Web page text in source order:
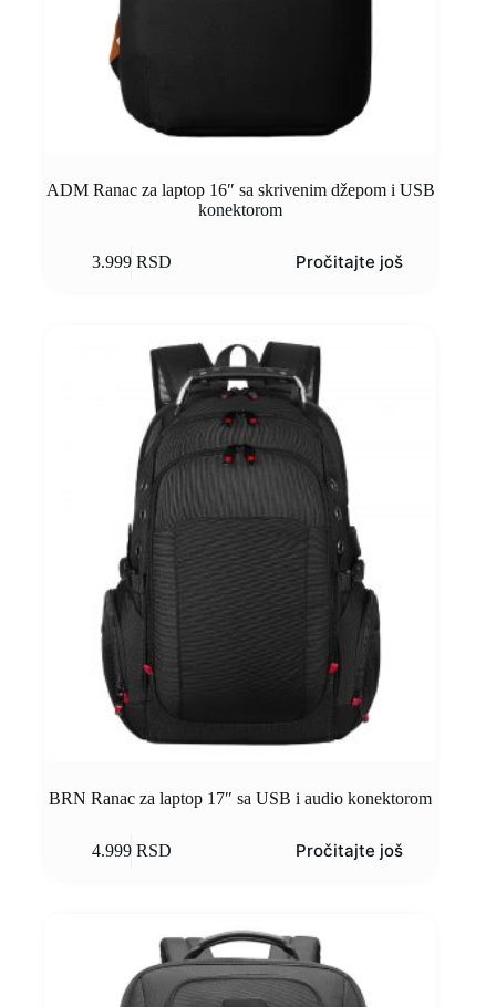
ADM Ranac za laptop 16″ sa skrivenim džepom i USB
konektorom
3.999 RSD Pročitajte još
BRN Ranac za laptop 17″ sa USB i audio konektorom
4.999 RSD Pročitajte još